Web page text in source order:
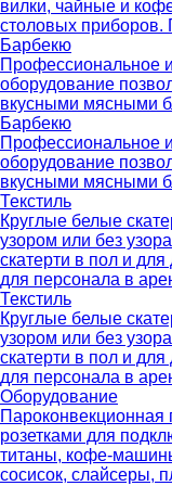
вилки, чайные и
столовых приборов.
Барбекю
Профессиональное
оборудование
вкусными мясными
Барбекю
Профессиональное
оборудование
вкусными мясными
Текстиль
Круглые белые
узором или без
скатерти в пол и
для персонала в
Текстиль
Круглые белые
узором или без
скатерти в пол и
для персонала в
Оборудование
Пароконвекционная
розетками для
титаны, кофе-
сосисок, слайсеры,